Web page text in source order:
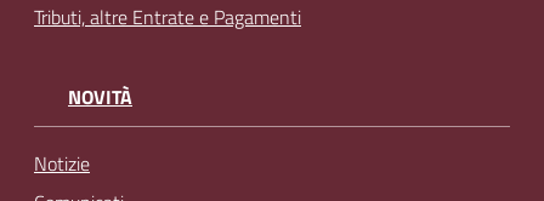
Tributi, altre Entrate e Pagamenti
NOVITÀ
Notizie